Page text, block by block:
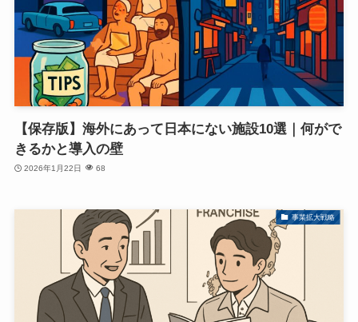
【保存版】海外にあって日本にない施設10選｜何がで
きるかと導入の壁
2026年1月22日 68
事業拡大戦略